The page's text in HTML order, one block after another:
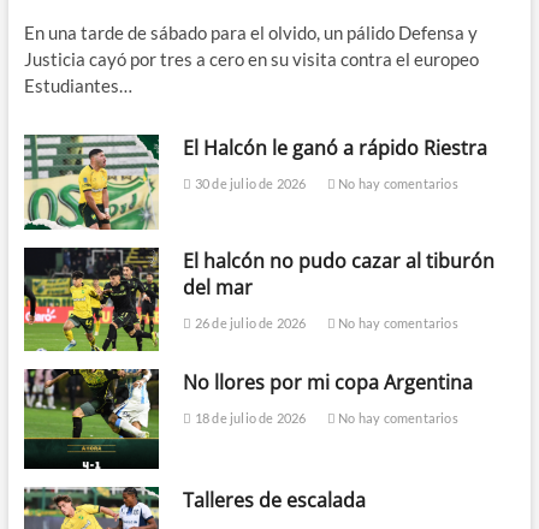
En una tarde de sábado para el olvido, un pálido Defensa y
Justicia cayó por tres a cero en su visita contra el europeo
Estudiantes…
El Halcón le ganó a rápido Riestra
30 de julio de 2026 No hay comentarios
El halcón no pudo cazar al tiburón
del mar
26 de julio de 2026 No hay comentarios
No llores por mi copa Argentina
18 de julio de 2026 No hay comentarios
Talleres de escalada